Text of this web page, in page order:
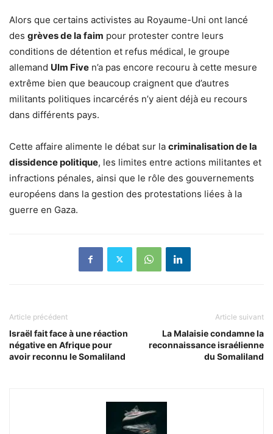
Alors que certains activistes au Royaume-Uni ont lancé
des grèves de la faim pour protester contre leurs
conditions de détention et refus médical, le groupe
allemand Ulm Five n’a pas encore recouru à cette mesure
extrême bien que beaucoup craignent que d’autres
militants politiques incarcérés n’y aient déjà eu recours
dans différents pays.
Cette affaire alimente le débat sur la criminalisation de la
dissidence politique, les limites entre actions militantes et
infractions pénales, ainsi que le rôle des gouvernements
européens dans la gestion des protestations liées à la
guerre en Gaza.
Article précédent
Israël fait face à une réaction
négative en Afrique pour
avoir reconnu le Somaliland
Article suivant
La Malaisie condamne la
reconnaissance israélienne
du Somaliland